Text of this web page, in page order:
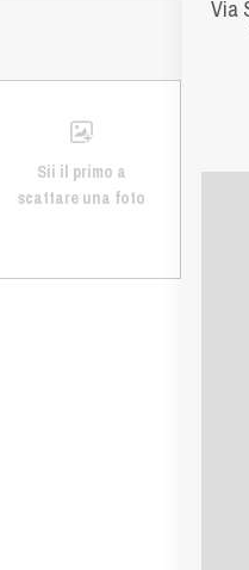
Via
Sii il primo a
scattare una foto